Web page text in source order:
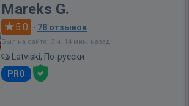
Mareks G.
5.0 · 78 отзывов
Был на сайте: 3 ч. 14 мин. назад
Latviski, По-русски
PRO